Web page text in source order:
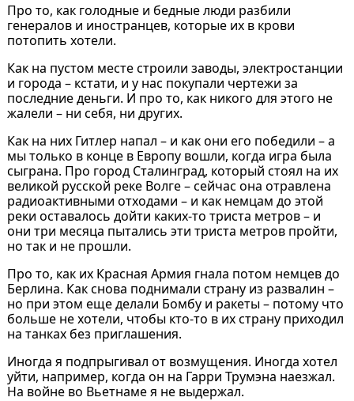
Про то, как голодные и бедные люди разбили
генералов и иностранцев, которые их в крови
потопить хотели.
Как на пустом месте строили заводы, электростанции
и города – кстати, и у нас покупали чертежи за
последние деньги. И про то, как никого для этого не
жалели – ни себя, ни других.
Как на них Гитлер напал – и как они его победили – а
мы только в конце в Европу вошли, когда игра была
сыграна. Про город Сталинград, который стоял на их
великой русской реке Волге – сейчас она отравлена
радиоактивными отходами – и как немцам до этой
реки оставалось дойти каких-то триста метров – и
они три месяца пытались эти триста метров пройти,
но так и не прошли.
Про то, как их Красная Армия гнала потом немцев до
Берлина. Как снова поднимали страну из развалин –
но при этом еще делали Бомбу и ракеты – потому что
больше не хотели, чтобы кто-то в их страну приходил
на танках без приглашения.
Иногда я подпрыгивал от возмущения. Иногда хотел
уйти, например, когда он на Гарри Трумэна наезжал.
На войне во Вьетнаме я не выдержал.